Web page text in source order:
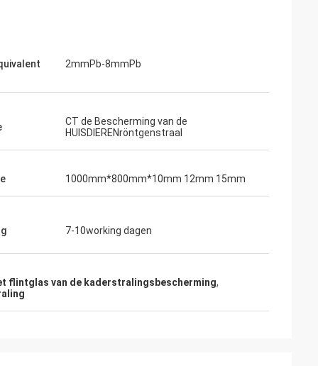
2mmPb-8mmPb
CT de Bescherming van de
HUISDIERENröntgenstraal
1000mm*800mm*10mm 12mm 15mm
7-10working dagen
flintglas van de kaderstralingsbescherming,